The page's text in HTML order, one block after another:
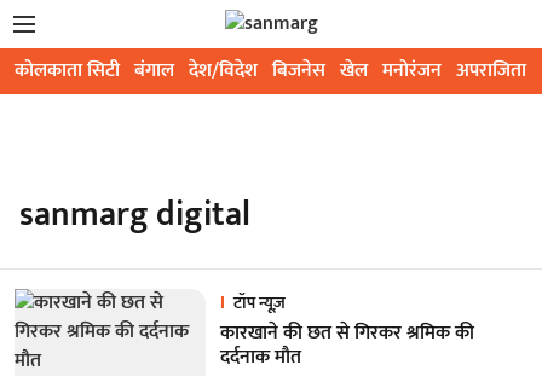
कोलकाता सिटी बंगाल देश/विदेश बिजनेस खेल मनोरंजन अपराजिता
sanmarg digital
टॉप न्यूज़
कारखाने की छत से गिरकर श्रमिक की
दर्दनाक मौत